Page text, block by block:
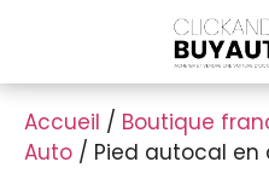
Accueil / Boutique
Auto / Pied autocal en